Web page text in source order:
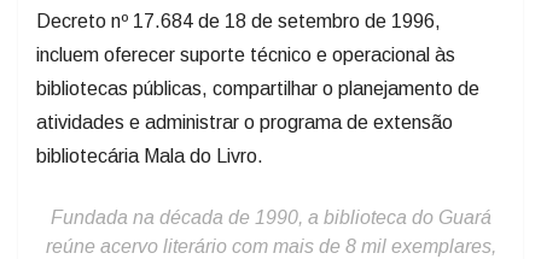
Decreto nº 17.684 de 18 de setembro de 1996,
incluem oferecer suporte técnico e operacional às
bibliotecas públicas, compartilhar o planejamento de
atividades e administrar o programa de extensão
bibliotecária Mala do Livro.
Fundada na década de 1990, a biblioteca do Guará
reúne acervo literário com mais de 8 mil exemplares,